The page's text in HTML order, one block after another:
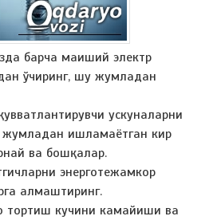
барча маиший электр
ўчиринг, шу жумладан
ускуналарни
жумладан ишламаётган кир
ва бошқалар.
энерготежамкор
алмаштиринг.
тортиш кучини камайиши ва